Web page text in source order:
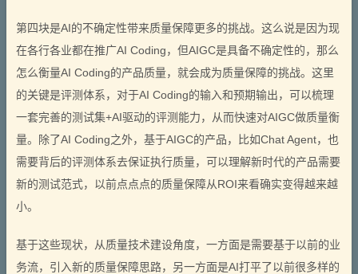
第四块是AI的不确定性带来质量保障更多的挑战。这么说是因为现
在各行各业都在推广AI Coding，但AIGC是具备不确定性的，那么
怎么衡量AI Coding的产品质量，就会成为质量保障的挑战。这里
的关键是评测体系，对于AI Coding的输入和预期输出，可以梳理
一套完善的测试集+AI驱动的评测能力，从而快速对AIGC做质量衡
量。除了AI Coding之外，基于AIGC的产品，比如Chat Agent，也
需要背后的评测体系去保证执行质量，可以理解新时代的产品需要
新的测试范式，以前点点点的质量保障从ROI来看确实变得越来越
小。
基于这些现状，从质量技术建设角度，一方面是需要基于以前的业
务流，引入新的质量保障思路，另一方面是AI打平了以前很多样的